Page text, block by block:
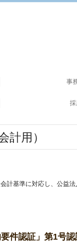
事
職員
データ
応
計用）
計基準に対応し、公益
件認証」第1号認